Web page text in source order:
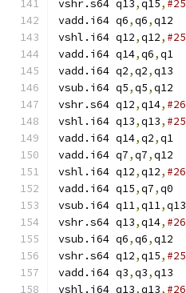
vshr.s64 q13,q15, #25
vadd.i64 q6,q6,q12
vshl.i64 q12,q12, #25
vadd.i64 q14,q6,q1
vadd.i64 q2,q2,q13
vsub.i64 q5,q5,q12
vshr.s64 q12,q14, #26
vshl.i64 q13,q13, #25
vadd.i64 q14,q2,q1
vadd.i64 q7,q7,q12
vshl.i64 q12,q12, #26
vadd.i64 q15,q7,q0
vsub.i64 q11,q11,q13
vshr.s64 q13,q14, #26
vsub.i64 q6,q6,q12
vshr.s64 q12,q15, #25
vadd.i64 q3,q3,q13
vshl.i64 q13,q13, #26